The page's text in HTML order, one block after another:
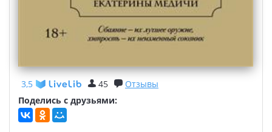
3,5 45
Отзывы
Поделись с друзьями: